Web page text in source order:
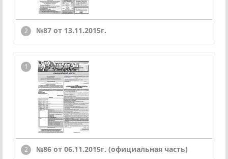
№87 от 13.11.2015г.
№86 от 06.11.2015г. (официальная часть)